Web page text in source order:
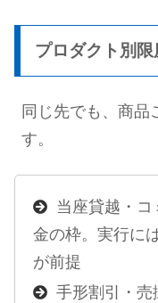
プロダクト別限
同じ先でも、商
す。
当座貸越・
金の枠。実行に
が前提
手形割引・売